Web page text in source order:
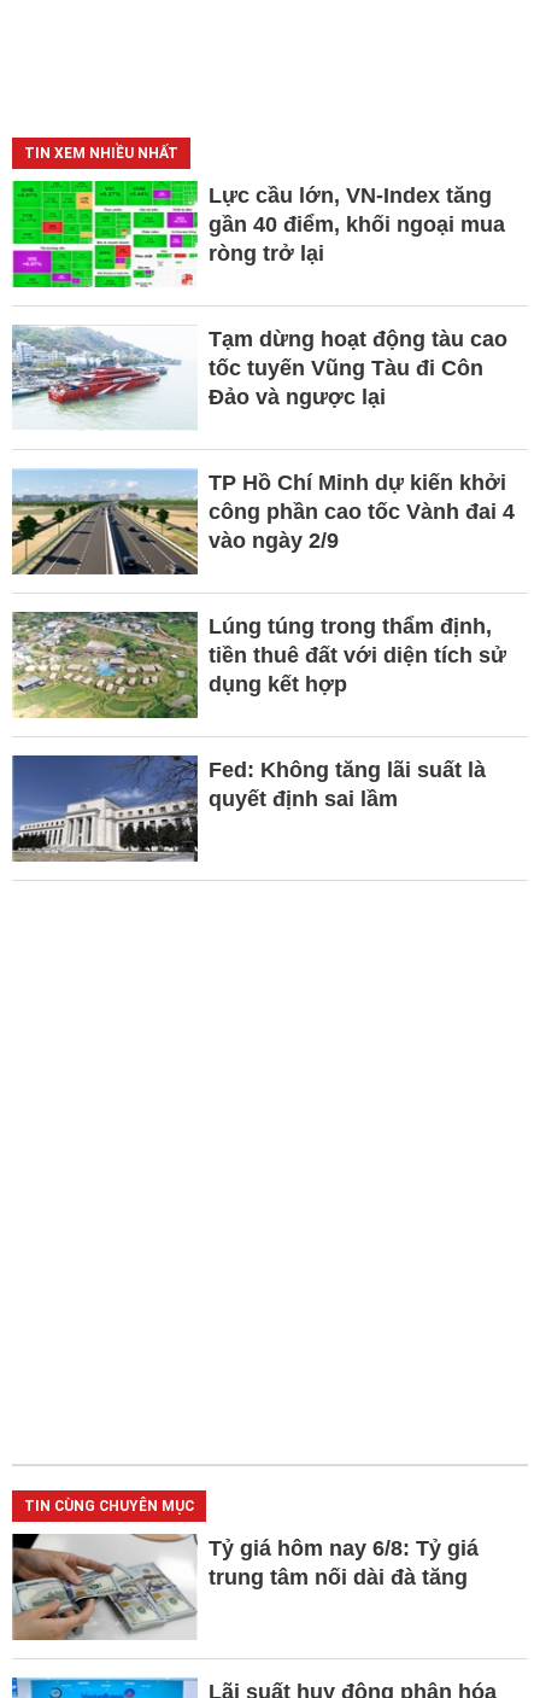
TIN XEM NHIỀU NHẤT
Lực cầu lớn, VN-Index tăng
gần 40 điểm, khối ngoại mua
ròng trở lại
Tạm dừng hoạt động tàu cao
tốc tuyến Vũng Tàu đi Côn
Đảo và ngược lại
TP Hồ Chí Minh dự kiến khởi
công phần cao tốc Vành đai 4
vào ngày 2/9
Lúng túng trong thẩm định,
tiền thuê đất với diện tích sử
dụng kết hợp
Fed: Không tăng lãi suất là
quyết định sai lầm
TIN CÙNG CHUYÊN MỤC
Tỷ giá hôm nay 6/8: Tỷ giá
trung tâm nối dài đà tăng
Lãi suất huy động phân hóa